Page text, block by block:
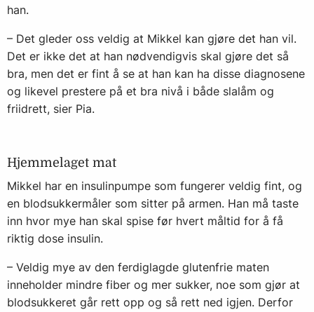
han.
– Det gleder oss veldig at Mikkel kan gjøre det han vil.
Det er ikke det at han nødvendigvis skal gjøre det så
bra, men det er fint å se at han kan ha disse diagnosene
og likevel prestere på et bra nivå i både slalåm og
friidrett, sier Pia.
Hjemmelaget mat
Mikkel har en insulinpumpe som fungerer veldig fint, og
en blodsukkermåler som sitter på armen. Han må taste
inn hvor mye han skal spise før hvert måltid for å få
riktig dose insulin.
– Veldig mye av den ferdiglagde glutenfrie maten
inneholder mindre fiber og mer sukker, noe som gjør at
blodsukkeret går rett opp og så rett ned igjen. Derfor